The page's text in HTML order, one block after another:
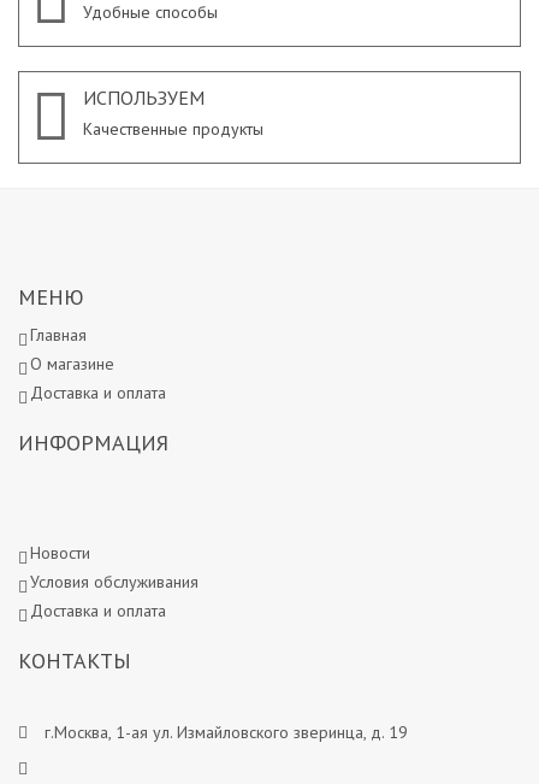
Удобные способы
ИСПОЛЬЗУЕМ
Качественные продукты
МЕНЮ
Главная
О магазине
Доставка и оплата
ИНФОРМАЦИЯ
Новости
Условия обслуживания
Доставка и оплата
КОНТАКТЫ
г.Москва, 1-ая ул. Измайловского зверинца, д. 19